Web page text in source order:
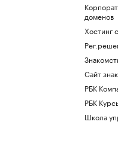
доменов
Хостинг
Сайт
РБК
РБК
Школа